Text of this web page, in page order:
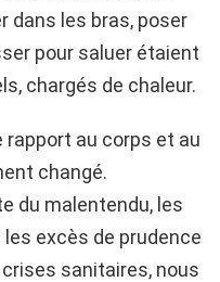
dans les bras, poser
pour saluer étaient
chargés de chaleur.
rapport au corps et au
changé.
du malentendu, les
excès de prudence
sanitaires, nous